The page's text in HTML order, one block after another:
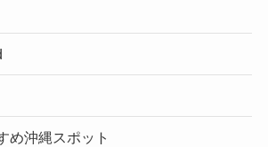
め沖縄スポット